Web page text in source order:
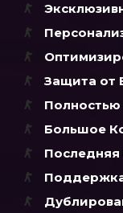
Защита от
Полностью
Большое
Поддержка